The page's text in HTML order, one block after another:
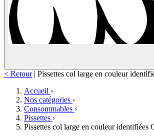
< Retour | Pissettes col large en couleur
Accueil ›
Nos catégories ›
Consommables ›
Pissettes ›
Pissettes col large en couleur identifiées